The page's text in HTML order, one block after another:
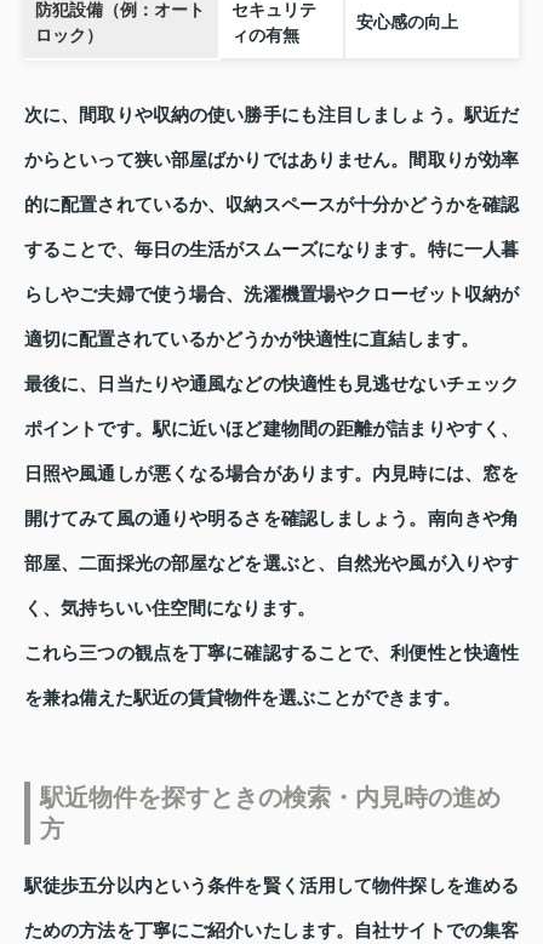
防犯設備（例：オート
ロック）
セキュリテ
ィの有無
安心感の向上
次に、間取りや収納の使い勝手にも注目しましょう。駅近だ
からといって狭い部屋ばかりではありません。間取りが効率
的に配置されているか、収納スペースが十分かどうかを確認
することで、毎日の生活がスムーズになります。特に一人暮
らしやご夫婦で使う場合、洗濯機置場やクローゼット収納が
適切に配置されているかどうかが快適性に直結します。
最後に、日当たりや通風などの快適性も見逃せないチェック
ポイントです。駅に近いほど建物間の距離が詰まりやすく、
日照や風通しが悪くなる場合があります。内見時には、窓を
開けてみて風の通りや明るさを確認しましょう。南向きや角
部屋、二面採光の部屋などを選ぶと、自然光や風が入りやす
く、気持ちいい住空間になります。
これら三つの観点を丁寧に確認することで、利便性と快適性
を兼ね備えた駅近の賃貸物件を選ぶことができます。
駅近物件を探すときの検索・内見時の進め
方
駅徒歩五分以内という条件を賢く活用して物件探しを進める
ための方法を丁寧にご紹介いたします。自社サイトでの集客